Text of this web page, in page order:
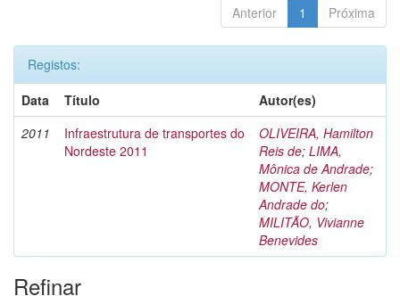
Anterior 1 Próxima
Registos:
Data
Título
Autor(es)
2011
Infraestrutura de transportes do
Nordeste 2011
OLIVEIRA, Hamilton
Reis de; LIMA,
Mônica de Andrade;
MONTE, Kerlen
Andrade do;
MILITÃO, Vivianne
Benevides
Refinar